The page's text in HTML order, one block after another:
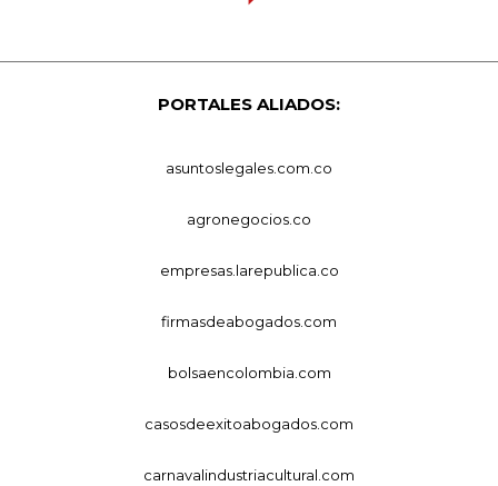
PORTALES ALIADOS:
asuntoslegales.com.co
agronegocios.co
empresas.larepublica.co
firmasdeabogados.com
bolsaencolombia.com
casosdeexitoabogados.com
carnavalindustriacultural.com